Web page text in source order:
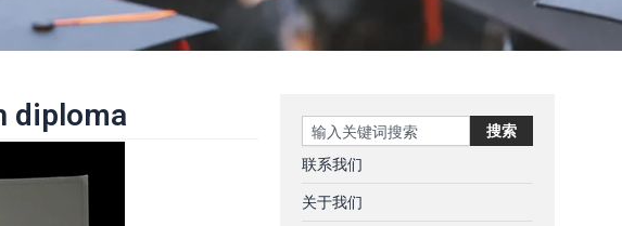
diploma Search 搜索
联系我们
关于我们